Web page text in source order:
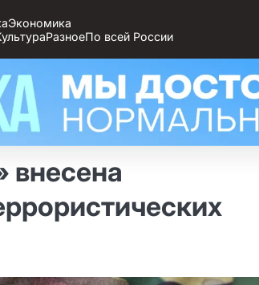
Экономика
РазноеПо всей России
внесена